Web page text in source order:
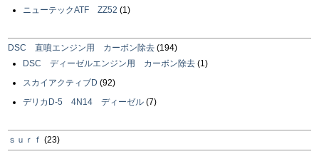
ニューテックATF ZZ52 (1)
DSC 直噴エンジン用 カーボン除去 (194)
DSC ディーゼルエンジン用 カーボン除去 (1)
スカイアクティブD (92)
デリカD-5 4N14 ディーゼル (7)
ｓｕｒｆ (23)